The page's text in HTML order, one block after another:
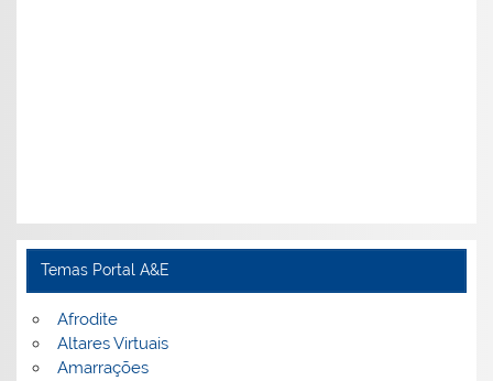
Temas Portal A&E
Afrodite
Altares Virtuais
Amarrações